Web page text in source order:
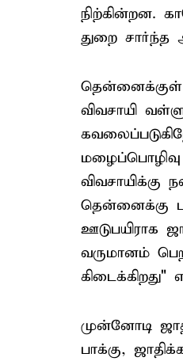
நிற்கின்றன.
துறை சார்ந்த
தென்னைக்குள்
விவசாயி
தென்னைக்கு
ஊடுபயிராக
வருமானம்
கிடைக்கிறது"
முன்னோடி
பாக்கு,